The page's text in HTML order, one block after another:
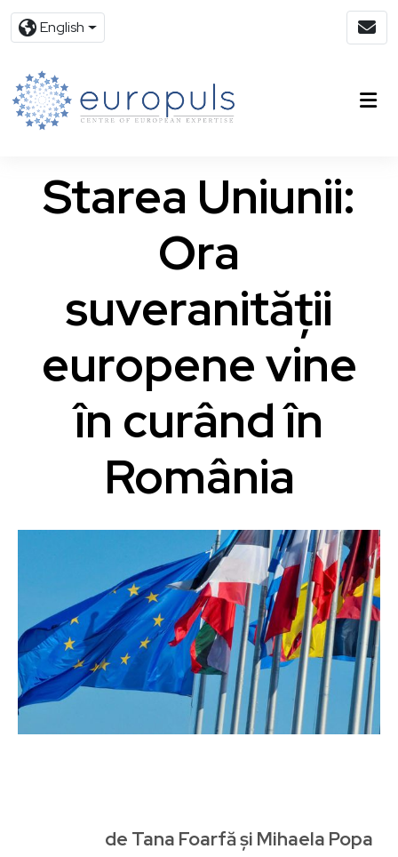
English
Starea Uniunii:
Ora
suveranității
europene vine
în curând în
România
de Tana Foarfă și Mihaela Popa